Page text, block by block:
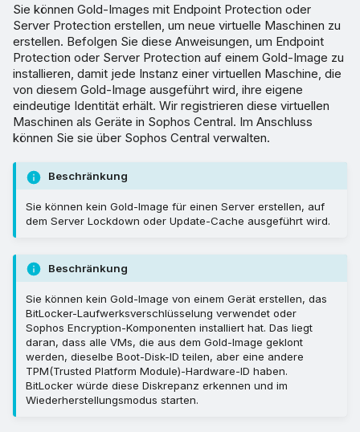
Sie können Gold-Images mit Endpoint Protection oder
Server Protection erstellen, um neue virtuelle Maschinen zu
erstellen. Befolgen Sie diese Anweisungen, um Endpoint
Protection oder Server Protection auf einem Gold-Image zu
installieren, damit jede Instanz einer virtuellen Maschine, die
von diesem Gold-Image ausgeführt wird, ihre eigene
eindeutige Identität erhält. Wir registrieren diese virtuellen
Maschinen als Geräte in Sophos Central. Im Anschluss
können Sie sie über Sophos Central verwalten.
Beschränkung
Sie können kein Gold-Image für einen Server erstellen, auf
dem Server Lockdown oder Update-Cache ausgeführt wird.
Beschränkung
Sie können kein Gold-Image von einem Gerät erstellen, das
BitLocker-Laufwerksverschlüsselung verwendet oder
Sophos Encryption-Komponenten installiert hat. Das liegt
daran, dass alle VMs, die aus dem Gold-Image geklont
werden, dieselbe Boot-Disk-ID teilen, aber eine andere
TPM(Trusted Platform Module)-Hardware-ID haben.
BitLocker würde diese Diskrepanz erkennen und im
Wiederherstellungsmodus starten.